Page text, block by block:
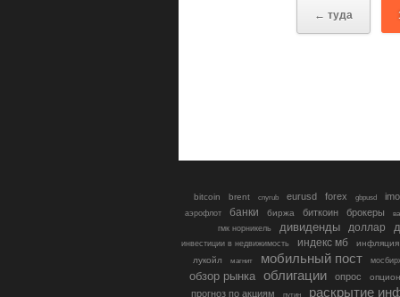
← туда
bitcoin brent cnyrub eurusd forex gbpusd
аэрофлот банки биржа биткоин брокеры
гмк норникель
дивиденды доллар
инвестиции в недвижимость индекс мб
инфляция
лукойл
магнит мобильный пост
обзор рынка облигации опрос
прогноз по акциям путин раскрытие